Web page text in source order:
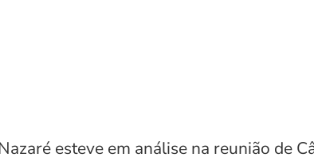
esteve em análise na reunião de